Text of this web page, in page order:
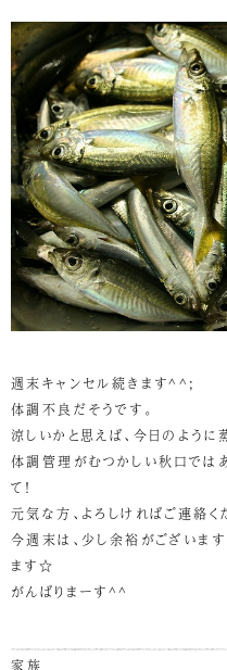
週末キャンセル続きます^^;
体調不良だそうです。
涼しいかと思えば、今日のように
体調管理がむつかしい秋口では
て！
元気な方、よろしければご連絡
今週末は、少し余裕がございま
ます☆
がんばりまーす^^
家族